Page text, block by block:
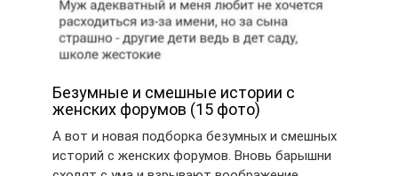
Безумные и смешные истории с
женских форумов (15 фото)
А вот и новая подборка безумных и смешных
историй с женских форумов. Вновь барышни